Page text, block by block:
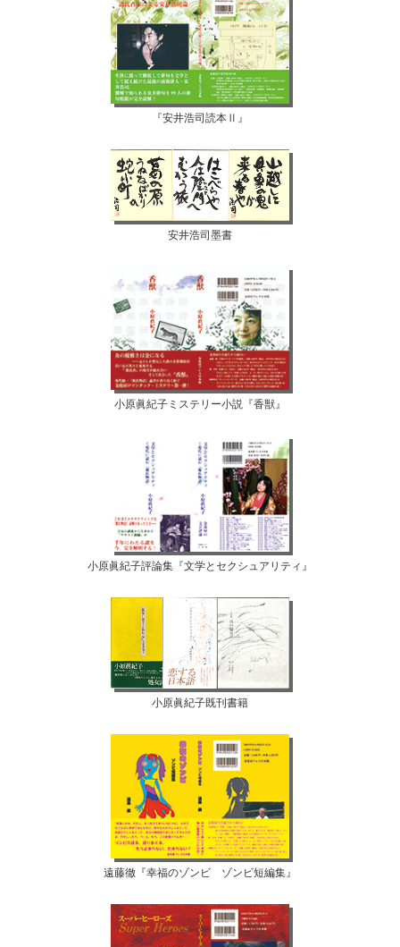
『安井浩司読本Ⅱ』
安井浩司墨書
小原眞紀子ミステリー小説『香獣』
小原眞紀子評論集『文学とセクシュアリティ』
小原眞紀子既刊書籍
遠藤徹『幸福のゾンビ ゾンビ短編集』